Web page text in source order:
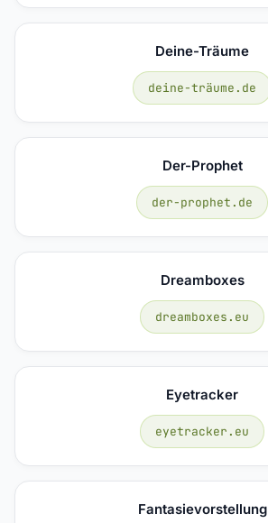
Deine-Träume
deine-träume.de
Der-Prophet
der-prophet.de
Dreamboxes
dreamboxes.eu
Eyetracker
eyetracker.eu
Fantasievorstellung